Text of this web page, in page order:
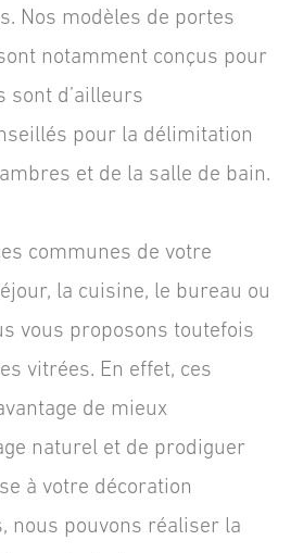
Nos modèles de portes
notamment conçus pour
sont d’ailleurs
pour la délimitation
et de la salle de bain.
communes de votre
la cuisine, le bureau ou
vous proposons toutefois
vitrées. En effet, ces
de mieux
naturel et de prodiguer
à votre décoration
nous pouvons réaliser la